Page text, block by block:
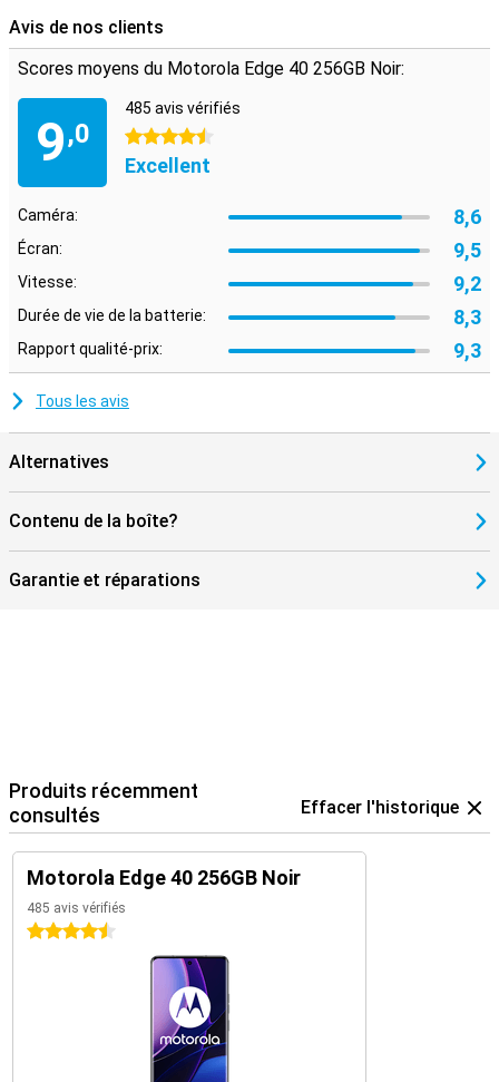
Avis de nos clients
Scores moyens du Motorola Edge 40 256GB Noir:
9,0
485 avis vérifiés
4.5 étoiles
Excellent
Caméra: 8,6
Écran: 9,5
Vitesse: 9,2
Durée de vie de la batterie: 8,3
Rapport qualité-prix: 9,3
Tous les avis
Alternatives
Contenu de la boîte?
Garantie et réparations
Produits récemment
consultés
Effacer l'historique
Motorola Edge 40 256GB Noir
485 avis vérifiés
4.5 étoiles